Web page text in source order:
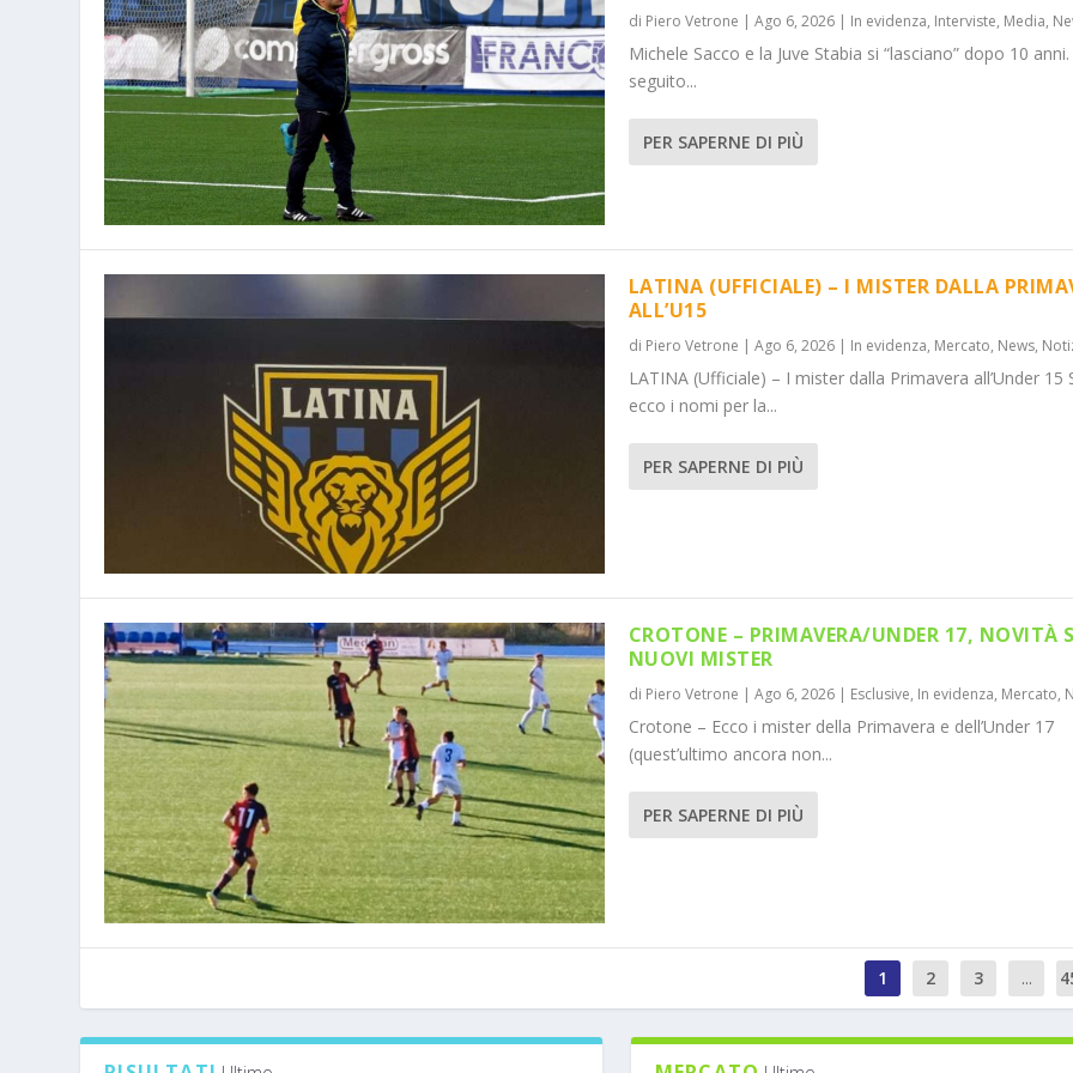
di Piero Vetrone | Ago 6, 2026| In evidenza, Interviste, Media,
Michele Sacco e la Juve Stabia si “lasciano” dopo 10
seguito...
PER SAPERNE DI PIÙ
LATINA (UFFICIALE) – I MISTER DALLA
ALL’U15
di Piero Vetrone | Ago 6, 2026| In evidenza, Mercato, News,
LATINA (Ufficiale) – I mister dalla Primavera all’Under 15
ecco i nomi per la...
PER SAPERNE DI PIÙ
CROTONE – PRIMAVERA/UNDER 17, NOVITÀ
NUOVI MISTER
di Piero Vetrone Ago 6, 2026| Esclusive, In evidenza, Mercato,
Crotone – Ecco i mister della Primavera e dell’Under 17
(quest’ultimo ancora non...
PER SAPERNE DI PIÙ
1 2 3 ...